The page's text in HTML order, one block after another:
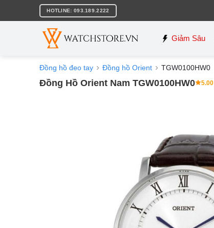
nội
HOTLINE: 093.189.2222
Giảm Sâu
Đồng hồ đeo tay Đồng hồ Orient TGW0100HW0
Đồng Hồ Orient Nam TGW0100HW0 5.00